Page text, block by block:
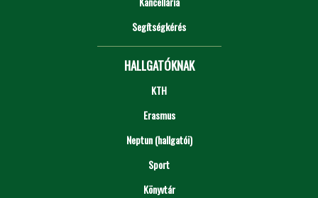
Segítségkérés
HALLGATÓKNAK
KTH
Erasmus
Neptun (hallgatói)
Sport
Könyvtár